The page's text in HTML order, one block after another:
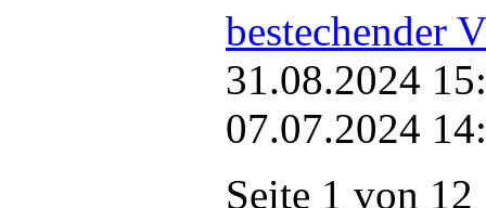
bestechender
31.08.2024
07.07.2024
Seite 1 von 12